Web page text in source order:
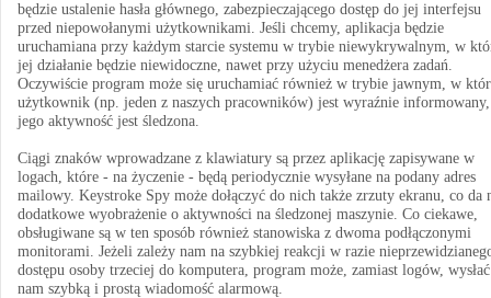
będzie ustalenie hasła głównego, zabezpieczającego dostęp do jej interfejsu
przed niepowołanymi użytkownikami. Jeśli chcemy, aplikacja będzie
uruchamiana przy każdym starcie systemu w trybie niewykrywalnym, w
jej działanie będzie niewidoczne, nawet przy użyciu menedżera zadań.
Oczywiście program może się uruchamiać również w trybie jawnym, w
użytkownik (np. jeden z naszych pracowników) jest wyraźnie
jego aktywność jest śledzona.
Ciągi znaków wprowadzane z klawiatury są przez aplikację zapisywane w
logach, które - na życzenie - będą periodycznie wysyłane na podany adres
mailowy. Keystroke Spy może dołączyć do nich także zrzuty ekranu, co da
dodatkowe wyobrażenie o aktywności na śledzonej maszynie. Co ciekawe,
obsługiwane są w ten sposób również stanowiska z dwoma podłączonymi
monitorami. Jeżeli zależy nam na szybkiej reakcji w razie
dostępu osoby trzeciej do komputera, program może, zamiast logów, wysłać
nam szybką i prostą wiadomość alarmową.